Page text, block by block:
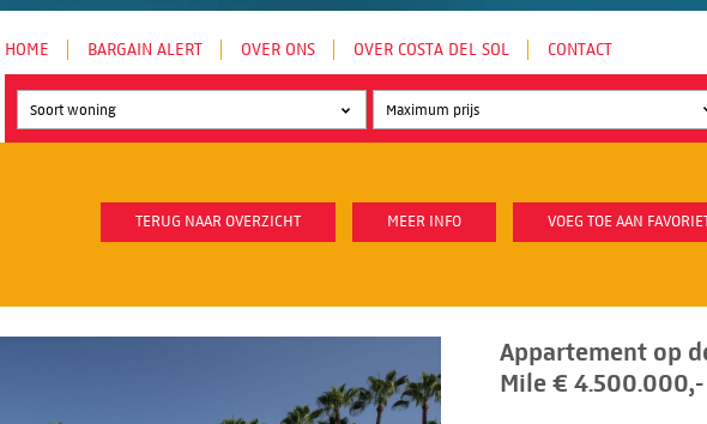
HOME BARGAIN ALERT OVER ONS OVER COSTA DEL SOL CONTACT
Soort woning
TERUG NAAR OVERZICHT MEER INFO VOEG TOE AAN
Appartement op
Mile € 4.500.000,-